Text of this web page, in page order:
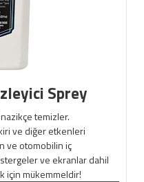
Sprey
temizler.
ve diğer etkenleri
ve otomobilin iç
ve ekranlar dahil
için mükemmeldir!